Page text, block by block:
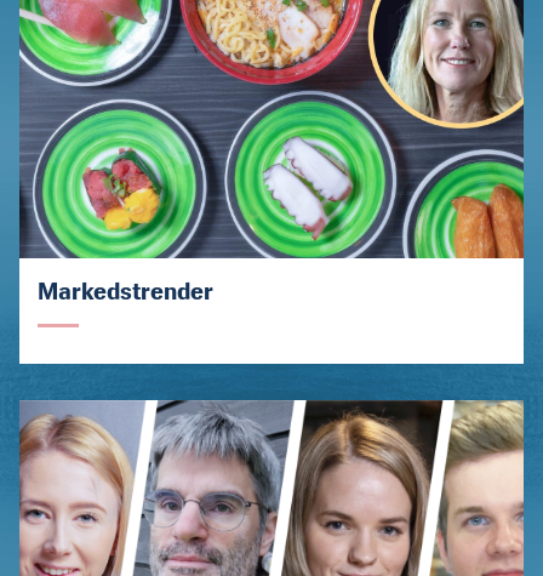
Markedstrender